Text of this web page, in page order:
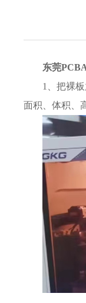
东莞
1、把裸
面积、体积、